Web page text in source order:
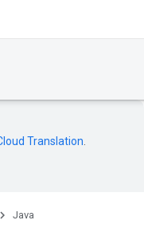
Translation
Java